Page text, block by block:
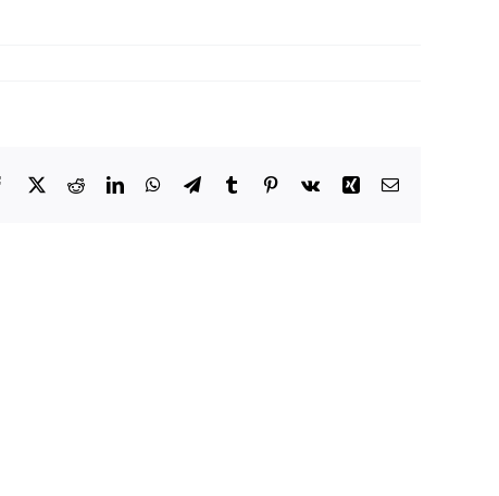
Facebook
X RedditLinkedInWhatsApp
TelegramTumblr Pinterest
Vk Xing Email